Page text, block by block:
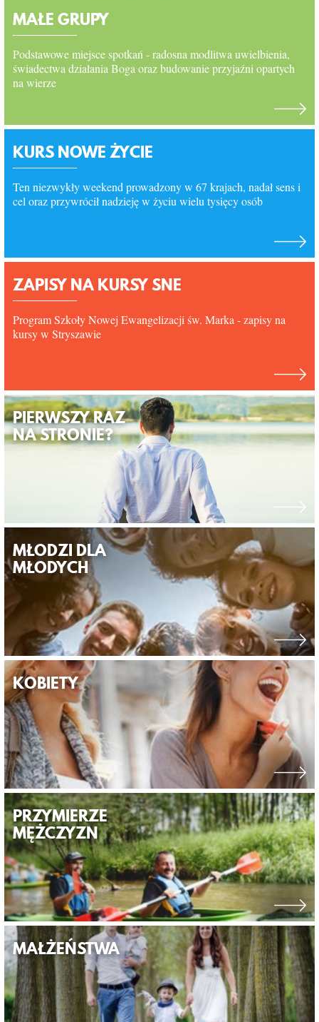
KONTAKT
MAŁE GRUPY
Podstawowe miejsce spotkań - radosna modlitwa uwielbienia,
świadectwa działania Boga oraz budowanie przyjaźni opartych
na wierze
KURS NOWE ŻYCIE
Ten niezwykły weekend prowadzony w 67 krajach, nadał sens i
cel oraz przywrócił nadzieję w życiu wielu tysięcy osób
ZAPISY NA KURSY SNE
Program Szkoły Nowej Ewangelizacji św. Marka - zapisy na
kursy w Stryszawie
PIERWSZY RAZ
NA STRONIE?
MŁODZI DLA
MŁODYCH
KOBIETY
PRZYMIERZE
MĘŻCZYZN
MAŁŻEŃSTWA